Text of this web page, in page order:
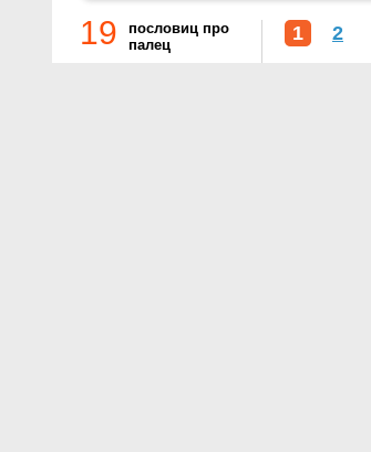
19
пословиц про
палец
1 2